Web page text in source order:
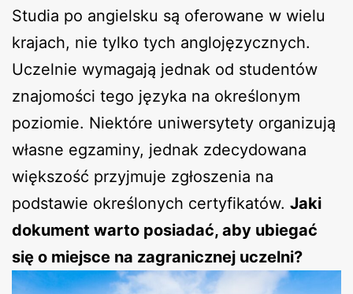
Studia po angielsku są oferowane w wielu
krajach, nie tylko tych anglojęzycznych.
Uczelnie wymagają jednak od studentów
znajomości tego języka na określonym
poziomie. Niektóre uniwersytety organizują
własne egzaminy, jednak zdecydowana
większość przyjmuje zgłoszenia na
podstawie określonych certyfikatów. Jaki
dokument warto posiadać, aby ubiegać
się o miejsce na zagranicznej uczelni?